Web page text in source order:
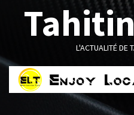
L'ACTUALITÉ DE